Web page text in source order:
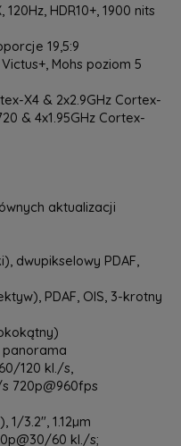
HDR10+, 1900 nits
19,5:9
Mohs poziom 5
X4 & 2x2.9GHz Cortex-
& 4x1.95GHz Cortex-
aktualizacji
dwupikselowy PDAF,
PDAF, OIS, 3-krotny
panorama
120 kl./s,
720p@960fps
1/3.2", 1.12µm
60 kl./s;